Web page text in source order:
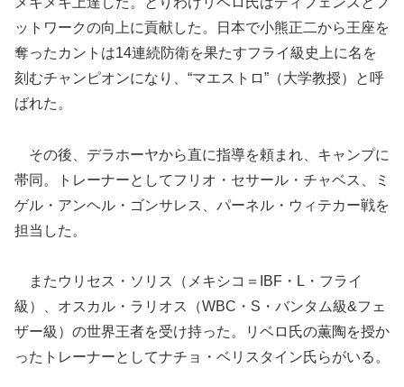
ットワークの向上に貢献した。日本で小熊正二から王座を
奪ったカントは14連続防衛を果たすフライ級史上に名を
刻むチャンピオンになり、“マエストロ”（大学教授）と呼
ばれた。
その後、デラホーヤから直に指導を頼まれ、キャンプに
帯同。トレーナーとしてフリオ・セサール・チャベス、ミ
ゲル・アンヘル・ゴンサレス、パーネル・ウィテカー戦を
担当した。
またウリセス・ソリス（メキシコ＝IBF・L・フライ
級）、オスカル・ラリオス（WBC・S・バンタム級&フェ
ザー級）の世界王者を受け持った。リベロ氏の薫陶を授か
ったトレーナーとしてナチョ・ベリスタイン氏らがいる。